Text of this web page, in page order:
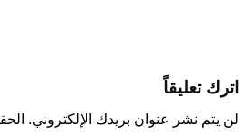
اترك تعليقاً
لن يتم نشر عنوان بريدك الإلكتروني.